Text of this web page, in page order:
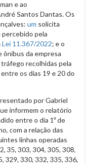
e ao
Santos Dantas. Os
um solicita
pela
Lei 11.367/2022; e o
da empresa
recolhidas pela
os dias 19 e 20 do
por Gabriel
informem o relatório
entre o dia 1º de
com a relação das
linhas operadas
35, 303, 304, 305, 308,
329, 330, 332, 335, 336,